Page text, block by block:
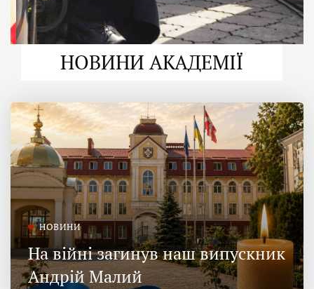
НОВИНИ АКАДЕМІЇ
НОВИНИ
На війні загинув наш випускник
Андрій Малий